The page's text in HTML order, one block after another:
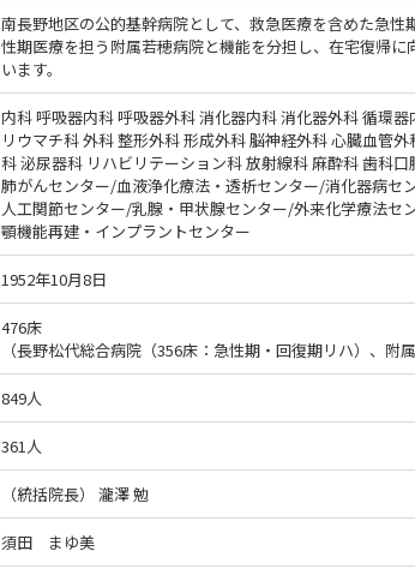
南長野地区の公的基幹病院として、救急医療を含めた急
性期医療を担う附属若穂病院と機能を分担し、在宅復帰
います。
内科 呼吸器内科 呼吸器外科 消化器内科 消化器外科 循環
リウマチ科 外科 整形外科 形成外科 脳神経外科 心臓血管
科 泌尿器科 リハビリテーション科 放射線科 麻酔科 歯科
肺がんセンター/血液浄化療法・透析センター/消化器病セ
人工関節センター/乳腺・甲状腺センター/外来化学療法セ
顎機能再建・インプラントセンター
1952年10月8日
476床
（長野松代総合病院（356床：急性期・回復期リハ）、附
849人
361人
（統括院長） 瀧澤 勉
須田 まゆ美